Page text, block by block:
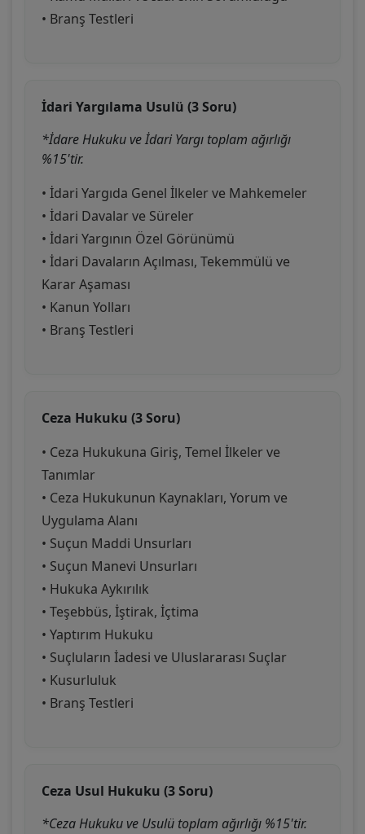
• Branş Testleri
İdari Yargılama Usulü (3 Soru)
*İdare Hukuku ve İdari Yargı toplam ağırlığı
%15'tir.
• İdari Yargıda Genel İlkeler ve Mahkemeler
• İdari Davalar ve Süreler
• İdari Yargının Özel Görünümü
• İdari Davaların Açılması, Tekemmülü ve
Karar Aşaması
• Kanun Yolları
• Branş Testleri
Ceza Hukuku (3 Soru)
• Ceza Hukukuna Giriş, Temel İlkeler ve
Tanımlar
• Ceza Hukukunun Kaynakları, Yorum ve
Uygulama Alanı
• Suçun Maddi Unsurları
• Suçun Manevi Unsurları
• Hukuka Aykırılık
• Teşebbüs, İştirak, İçtima
• Yaptırım Hukuku
• Suçluların İadesi ve Uluslararası Suçlar
• Kusurluluk
• Branş Testleri
Ceza Usul Hukuku (3 Soru)
*Ceza Hukuku ve Usulü toplam ağırlığı %15'tir.